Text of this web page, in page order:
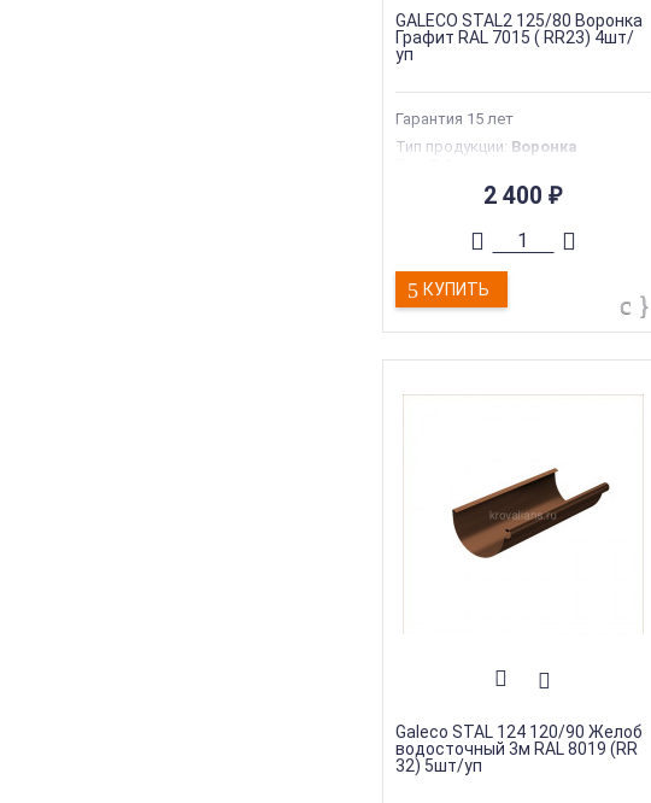
GALECO STAL2 125/80 Воронка
Графит RAL 7015 ( RR23) 4шт/
уп
Гарантия 15 лет
Тип продукции: Воронка
Страна производства:
35 лет
2 400₽
КУПИТЬ
Galeco STAL 124 120/90 Желоб
водосточный 3м RAL 8019 (RR
32) 5шт/уп